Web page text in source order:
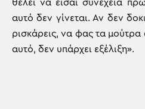
θέλει να είσαι συνέχεια
αυτό δεν γίνεται. Αν δεν
ρισκάρεις, να φας τα
αυτό, δεν υπάρχει εξέλιξη».